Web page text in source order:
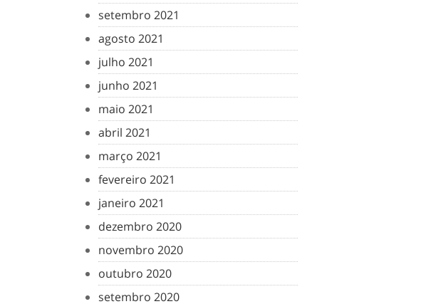
setembro 2021
agosto 2021
julho 2021
junho 2021
maio 2021
abril 2021
março 2021
fevereiro 2021
janeiro 2021
dezembro 2020
novembro 2020
outubro 2020
setembro 2020